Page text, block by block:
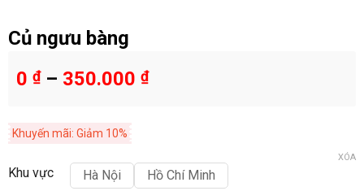
Củ ngưu bàng
0 ₫– 350.000 ₫
Khuyến mãi: Giảm 10%
Khu vực Hà Nội
Hồ Chí Minh
XÓA